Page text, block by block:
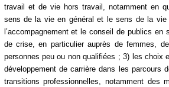
travail et de vie hors travail, notamment en
sens de la vie en général et le sens de la
l’accompagnement et le conseil de publics en
de crise, en particulier auprès de femmes,
personnes peu ou non qualifiées ; 3) les choix
développement de carrière dans les parcours
transitions professionnelles, notamment des